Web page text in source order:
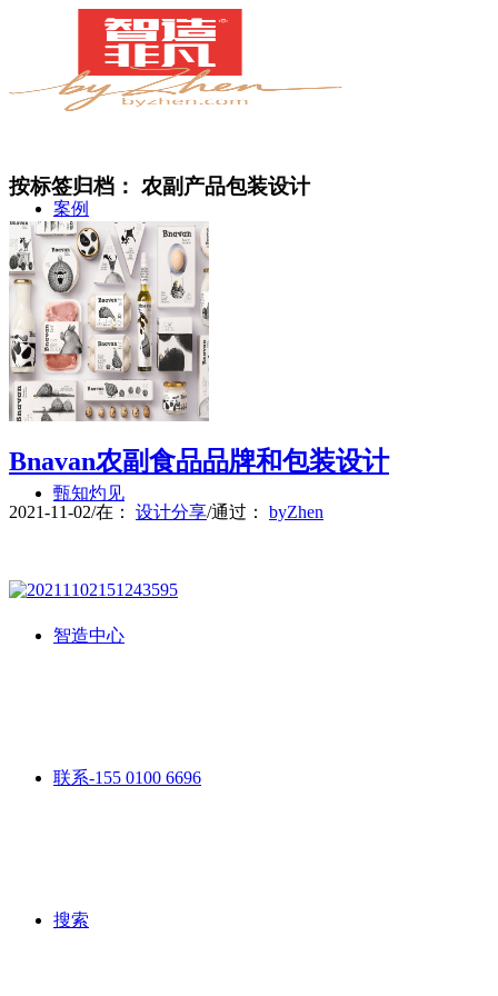
案例
简介
甄知灼见
智造中心
联系-155 0100 6696
搜索
按标签归档： 农副产品包装设计
Bnavan农副食品品牌和包装设计
2021-11-02/在： 设计分享/通过： byZhen